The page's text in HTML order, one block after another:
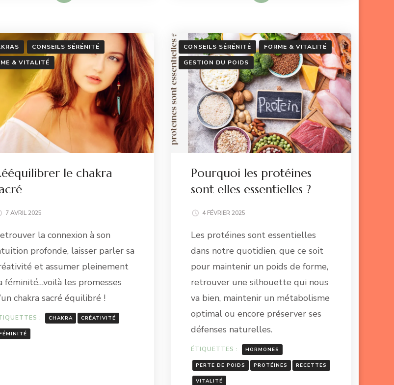
CONSEILS SÉRÉNITÉ
& VITALITÉ
le chakra
7 AVRIL 2025
la connexion à son
profonde, laisser parler sa
et assumer pleinement
féminité…voilà les promesses
chakra sacré équilibré !
: CHAKRA CRÉATIVITÉ
CONSEILS SÉRÉNITÉ
FORME & VITALITÉ
GESTION DU POIDS
Pourquoi les protéines
sont elles essentielles ?
4 FÉVRIER 2025
Les protéines sont essentielles
dans notre quotidien, que ce soit
pour maintenir un poids de forme,
retrouver une silhouette qui nous
va bien, maintenir un métabolisme
optimal ou encore préserver ses
défenses naturelles.
ÉTIQUETTES : HORMONES
PERTE DE POIDS PROTÉINES RECETTES
VITALITÉ